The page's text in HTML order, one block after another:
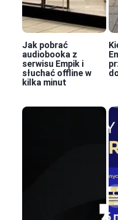
Jak pobrać
audiobooka z
serwisu Empik i
słuchać offline w
kilka minut